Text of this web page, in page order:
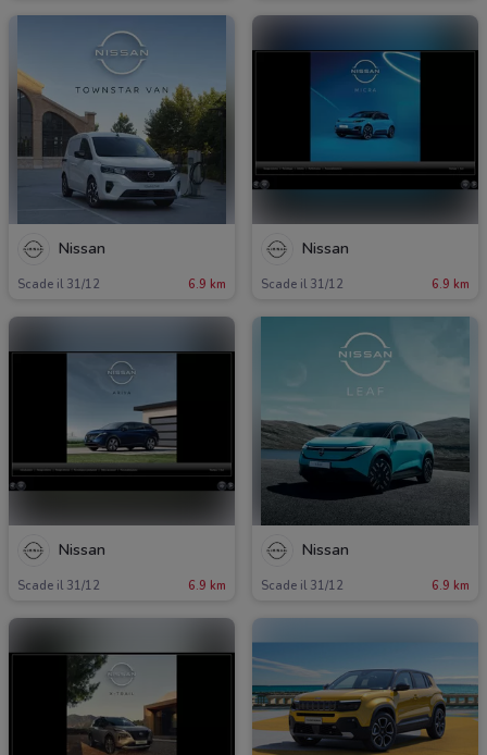
Nissan
Scade il 31/12 6.9 km
Nissan
Scade il 31/12 6.9 km
Nissan
Scade il 31/12 6.9 km
Nissan
Scade il 31/12 6.9 km